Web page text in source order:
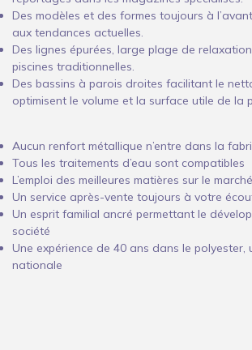
Des modèles et des formes toujours à
aux tendances actuelles.
Des lignes épurées, large plage de
piscines traditionnelles.
Des bassins à parois droites facilitant le
optimisent le volume et la surface utile de la
Aucun renfort métallique n’entre dans la
Tous les traitements d’eau sont compatibles
L’emploi des meilleures matières sur le marché
Un service après-vente toujours à votre
Un esprit familial ancré permettant le
société
Une expérience de 40 ans dans le polyester,
nationale